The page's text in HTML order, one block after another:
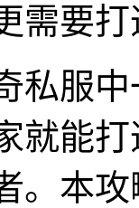
需要
私服
就能
。本